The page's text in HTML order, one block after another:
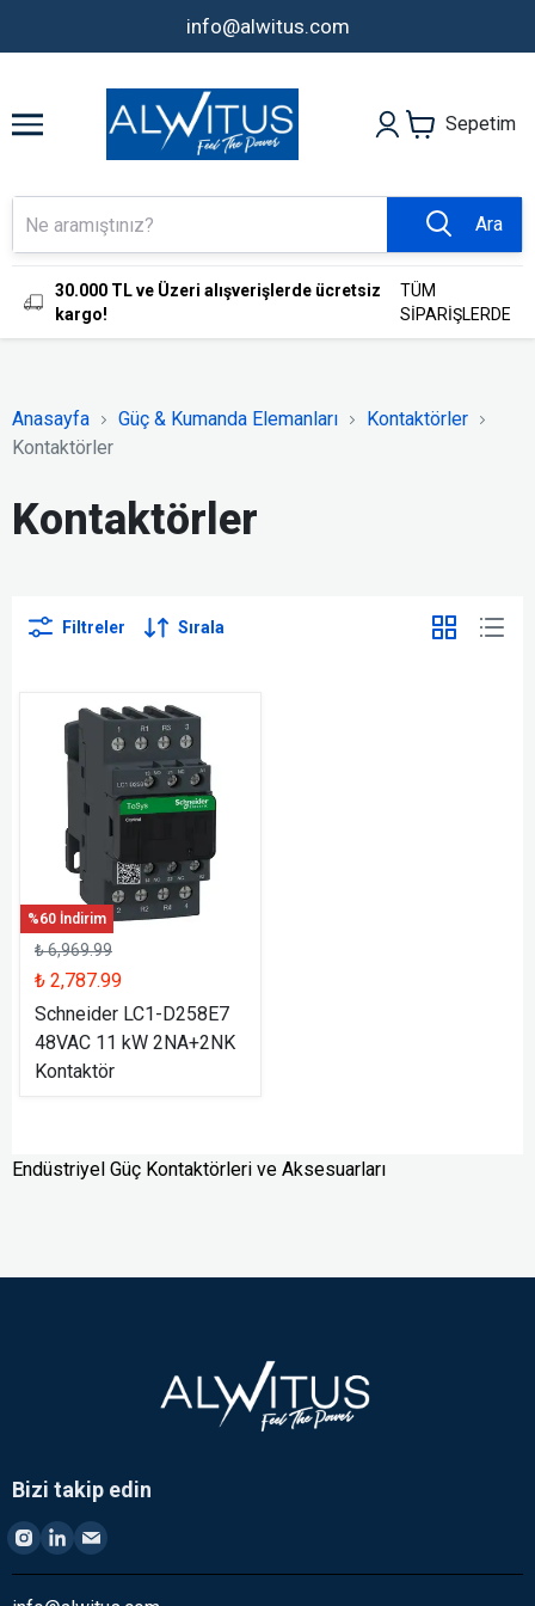
info@alwitus.com
Sepetim
Ara
30.000 TL ve Üzeri alışverişlerde ücretsiz
kargo!
TÜM
SİPARİŞLERDE
Anasayfa Güç & Kumanda Elemanları
Kontaktörler
Kontaktörler
Kontaktörler
Filtreler Sırala
%60 İndirim
₺ 6,969.99
₺ 2,787.99
Schneider LC1-D258E7
48VAC 11 kW 2NA+2NK
Kontaktör
Endüstriyel Güç Kontaktörleri ve Aksesuarları
Bizi takip edin